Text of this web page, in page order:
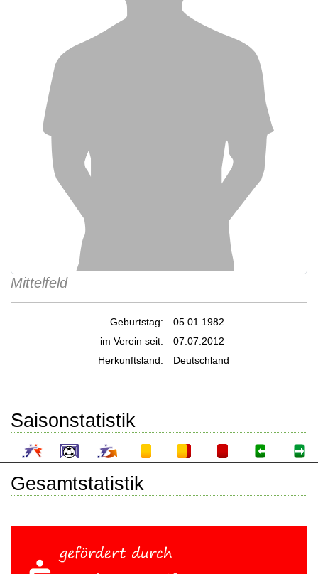
Mittelfeld
Geburtstag:
05.01.1982
im Verein seit:
07.07.2012
Herkunftsland:
Deutschland
Saisonstatistik
Gesamtstatistik